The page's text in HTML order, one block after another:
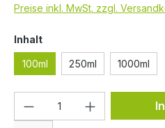
Preise inkl. MwSt. zzgl.
Inhaltauswählen
100ml 250ml 1000ml
Produkt Anzahl: